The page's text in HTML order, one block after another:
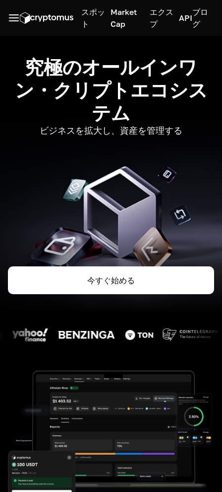
スポッ
ト
Market
Cap
エクス
プ
API
ブロ
グ
究極のオールインワ
ン・クリプトエコシス
テム
ビジネスを拡大し、資産を管理する
今すぐ始める